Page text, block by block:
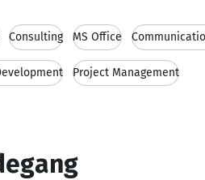
Consulting MS Office
Project Management